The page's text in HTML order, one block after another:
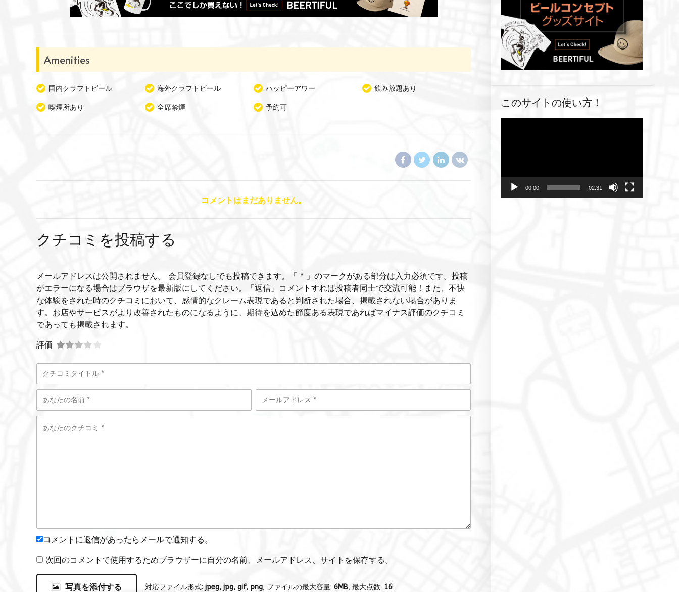
Amenities
国内クラフトビール 海外クラフトビール ハッピーアワー 飲み放題あり
喫煙所あり 全席禁煙 予約可
コメントはまだありません。
クチコミを投稿する
メールアドレスは公開されません。 会員登録なしでも投稿できます。「 * 」のマークがある部分は入力必須です。投稿
がエラーになる場合はブラウザを最新版にしてください。「返信」コメントすれば投稿者同士で交流可能！また、不快
な体験をされた時のクチコミにおいて、感情的なクレーム表現であると判断された場合、掲載されない場合がありま
す。お店やサービスがより改善されたものになるように、期待を込めた節度ある表現であればマイナス評価のクチコミ
であっても掲載されます。
評価
コメントに返信があったらメールで通知する。
次回のコメントで使用するためブラウザーに自分の名前、メールアドレス、サイトを保存する。
写真を添付する 対応ファイル形式: jpeg, jpg, gif, png, ファイルの最大容量: 6MB, 最大点数: 16!
このサイトの使い方！
ー
00:00 02:31